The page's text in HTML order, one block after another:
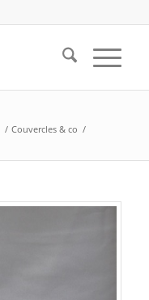
/ Couvercles & co /